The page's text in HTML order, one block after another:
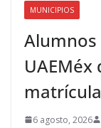
MUNICIPIOS
6 agosto, 2026